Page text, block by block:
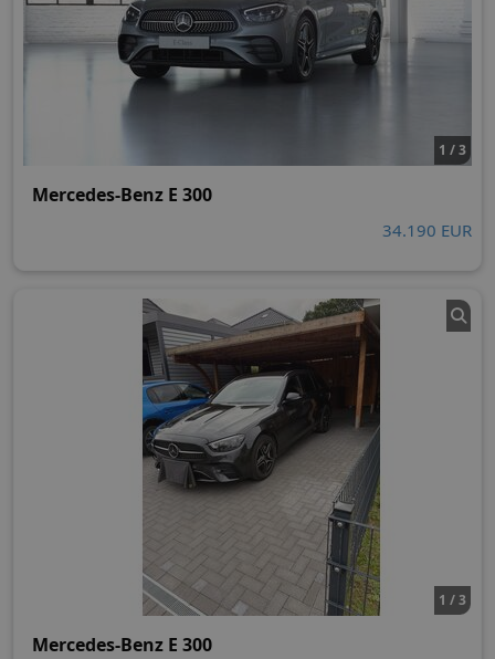
1 / 3
Mercedes-Benz E 300
34.190 EUR
1 / 3
Mercedes-Benz E 300